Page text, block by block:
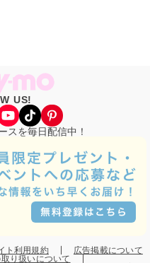
US!
YouTube TikTok Pinterest
スを毎日配信中！
ト利用規約
広告掲載について
り扱いについて